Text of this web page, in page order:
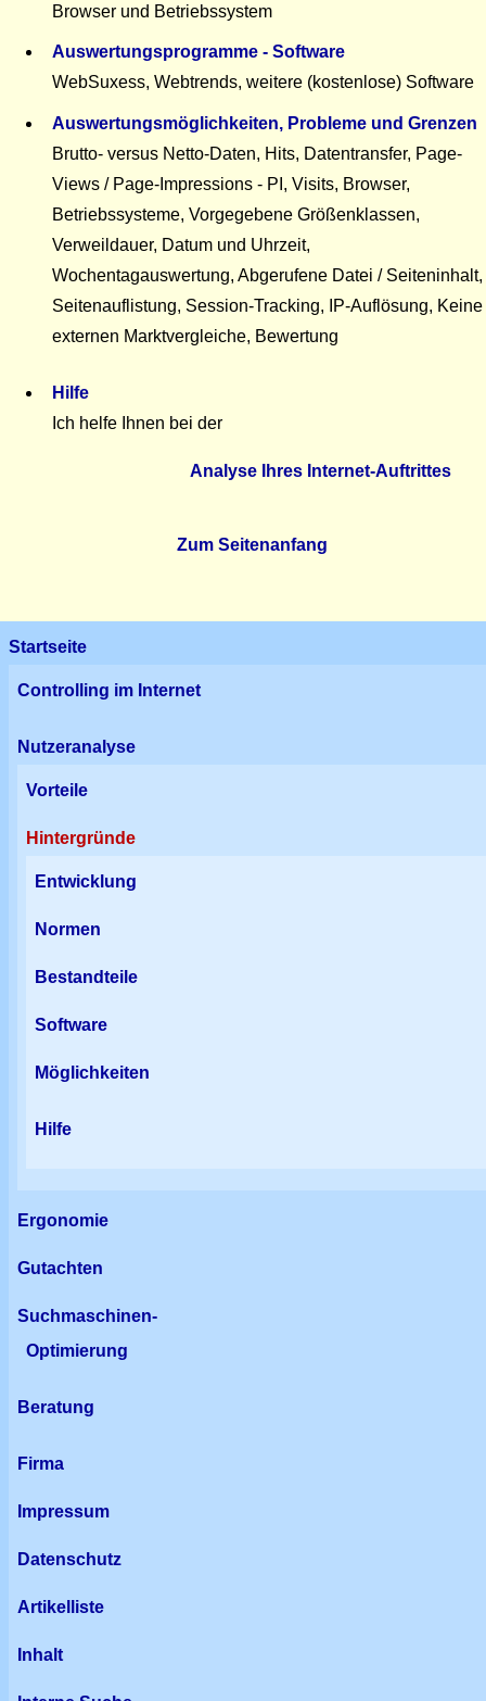
Browser und Betriebssystem
Auswertungsprogramme - Software
WebSuxess, Webtrends, weitere (kostenlose) Software
Auswertungs­möglichkeiten, Probleme und Grenzen
Brutto- versus Netto-Daten, Hits, Datentransfer, Page-
Views / Page-Impressions - PI, Visits, Browser,
Betriebssysteme, Vorgegebene Größenklassen,
Verweildauer, Datum und Uhrzeit,
Wochentagauswertung, Abgerufene Datei / Seiteninhalt,
Seitenauflistung, Session-Tracking, IP-Auflösung, Keine
externen Marktvergleiche, Bewertung
Hilfe
Ich helfe Ihnen bei der
Analyse Ihres Internet-Auftrittes
Zum Seitenanfang
Startseite
Controlling im Internet
Nutzeranalyse
Vorteile
Hintergründe
Entwicklung
Normen
Bestandteile
Software
Möglichkeiten
Hilfe
Ergonomie
Gutachten
Suchmaschinen-
Optimierung
Beratung
Firma
Impressum
Datenschutz
Artikelliste
Inhalt